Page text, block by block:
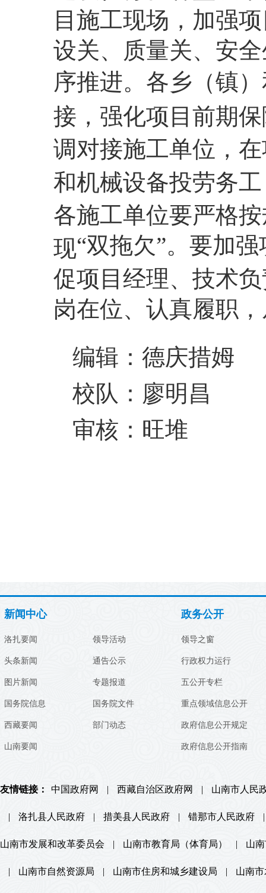
目施工现场，加强
设关、质量关、安
序推进。 各乡（镇
接，强化项目前期
调对接施工单位，
和机械设备投劳务
各施工单位要严格
现“双拖欠”。要加
促项目经理、技术
岗在位、认真履职
编辑：德庆措姆
校队：廖明昌
审核：旺堆
新闻中心
洛扎要闻
头条新闻
图片新闻
国务院信息
西藏要闻
山南要闻
领导活动
通告公示
专题报道
国务院文件
部门动态
政务公开
领导之窗
行政权力运行
五公开专栏
重点领域信息公开
政府信息公开规定
政府信息公开指南
友情链接： 中国政府网 | 西藏自治区政府网 | 山南市人民
| 洛扎县人民政府 | 措美县人民政府 | 错那市人民政府 |
山南市发展和改革委员会 | 山南市教育局（体育局） | 山
| 山南市自然资源局 | 山南市住房和城乡建设局 | 山南